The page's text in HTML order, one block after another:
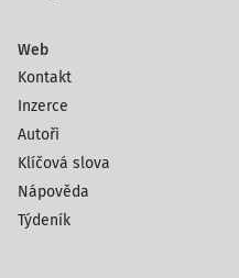
Web
Kontakt
Inzerce
Autoři
Klíčová slova
Nápověda
Týdeník